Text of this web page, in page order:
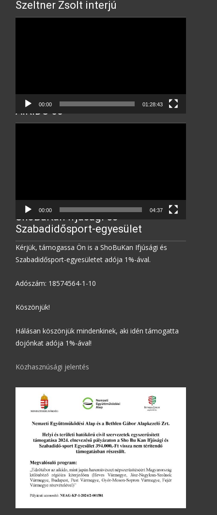
Szeltner Zsolt interjú
00:00 01:28:43
AIKIDO 60
00:00 04:37
ShoBuKan Ifjúsági és
Szabadidősport-egyesület
Kérjük, támogassa Ön is a ShoBuKan Ifjúsági és
Szabadidősport-egyesületet adója 1%-ával.
Adószám: 18574564-1-10
Köszönjük!
Hálásan köszönjük mindenkinek, aki idén támogatta
dojónkat adója 1%-ával!
Közhasznúsági jelentés